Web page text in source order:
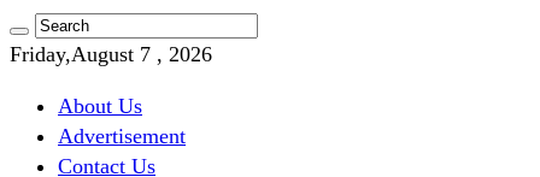
Friday,August 7 , 2026
About Us
Advertisement
Contact Us